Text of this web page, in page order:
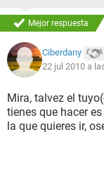
Mejor respuesta
Ciberdany
22 jul 2010 a
Mira, talvez el
tienes que hacer
la que quieres ir,